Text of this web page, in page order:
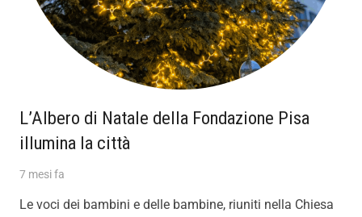
L’Albero di Natale della Fondazione Pisa
illumina la città
7 mesi fa
Le voci dei bambini e delle bambine, riuniti nella Chiesa